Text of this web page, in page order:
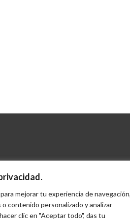
mejorar tu experiencia de navegación,
contenido personalizado y analizar
clic en "Aceptar todo", das tu
a la captura de